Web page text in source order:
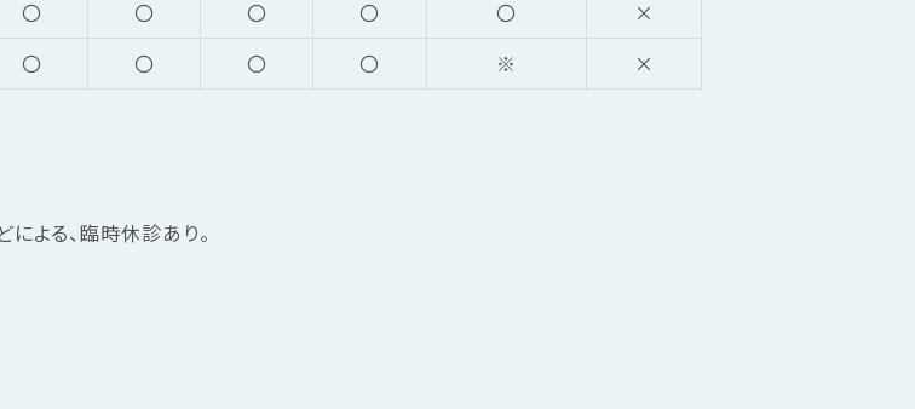
〇 〇 〇 〇 〇
×
〇 〇 〇 〇 ※ ×
よる、臨時休診あり。